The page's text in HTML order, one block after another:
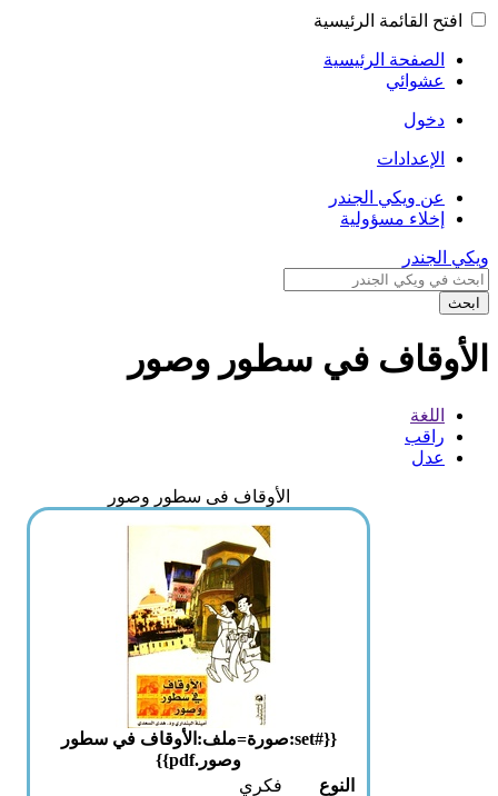
افتح القائمة الرئيسية
الصفحة الرئيسية
عشوائي
دخول
الإعدادات
عن ويكي الجندر
إخلاء مسؤولية
ويكي الجندر
ابحث
الأوقاف في سطور وصور
اللغة
راقب
عدل
الأوقاف فى سطور وصور
{{#set:صورة=ملف:الأوقاف في سطور
وصور.pdf}}
النوع
فكري